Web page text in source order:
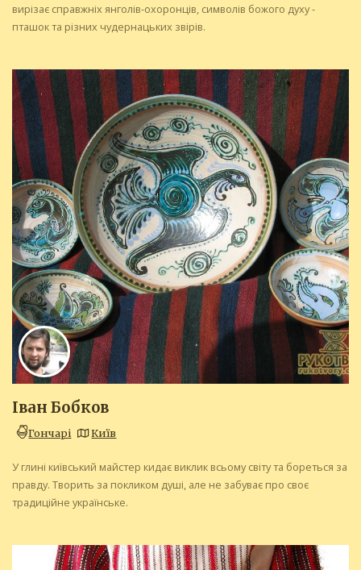
вирізає справжніх янголів-охоронців, символів божого духу -
пташок та різних чудернацьких звірів.
Іван Бобков
Гончарі Київ
У глині київський майстер кидає виклик всьому світу та бореться за
правду. Творить за покликом душі, але не забуває про своє
традиційне українське.